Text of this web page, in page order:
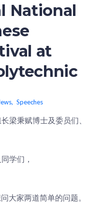
National
at
Speeches
梁秉赋博士及委员们、
学们，
大家两道简单的问题。